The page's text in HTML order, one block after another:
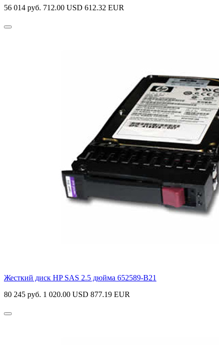
56 014 руб. 712.00 USD 612.32 EUR
Жесткий диск HP SAS 2.5 дюйма 652589-B21
80 245 руб. 1 020.00 USD 877.19 EUR